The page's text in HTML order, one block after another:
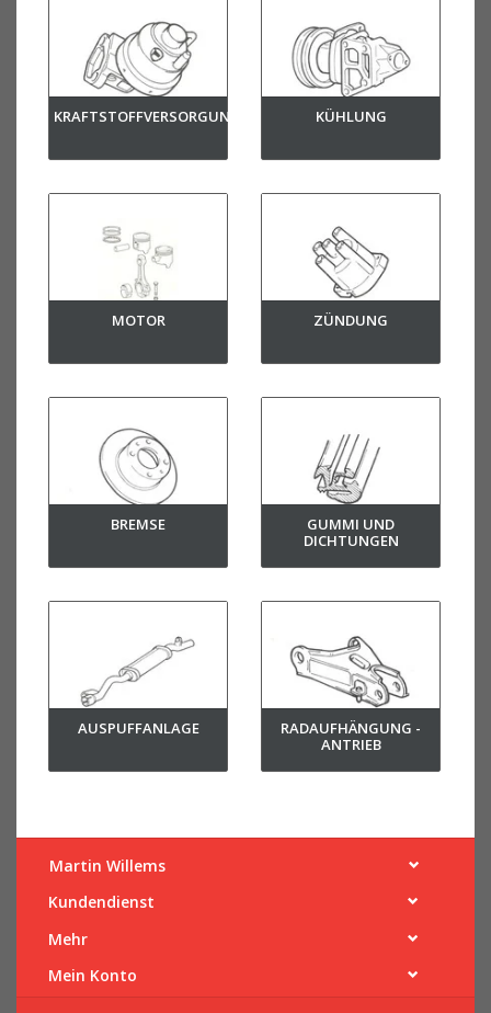
KRAFTSTOFFVERSORGUNG KÜHLUNG
MOTOR ZÜNDUNG
BREMSE
GUMMI UND
DICHTUNGEN
AUSPUFFANLAGE
RADAUFHÄNGUNG -
ANTRIEB
Martin Willems
Kundendienst
Mehr
Mein Konto